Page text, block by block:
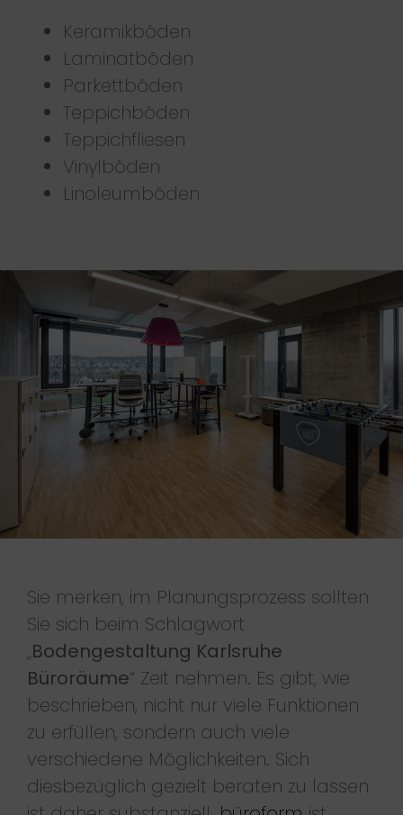
Keramikböden
Laminatböden
Parkettböden
Teppichböden
Teppichfliesen
Vinylböden
Linoleumböden
Sie merken, im Planungsprozess sollten
Sie sich beim Schlagwort
„Bodengestaltung Karlsruhe
Büroräume“ Zeit nehmen. Es gibt, wie
beschrieben, nicht nur viele Funktionen
zu erfüllen, sondern auch viele
verschiedene Möglichkeiten. Sich
diesbezüglich gezielt beraten zu lassen